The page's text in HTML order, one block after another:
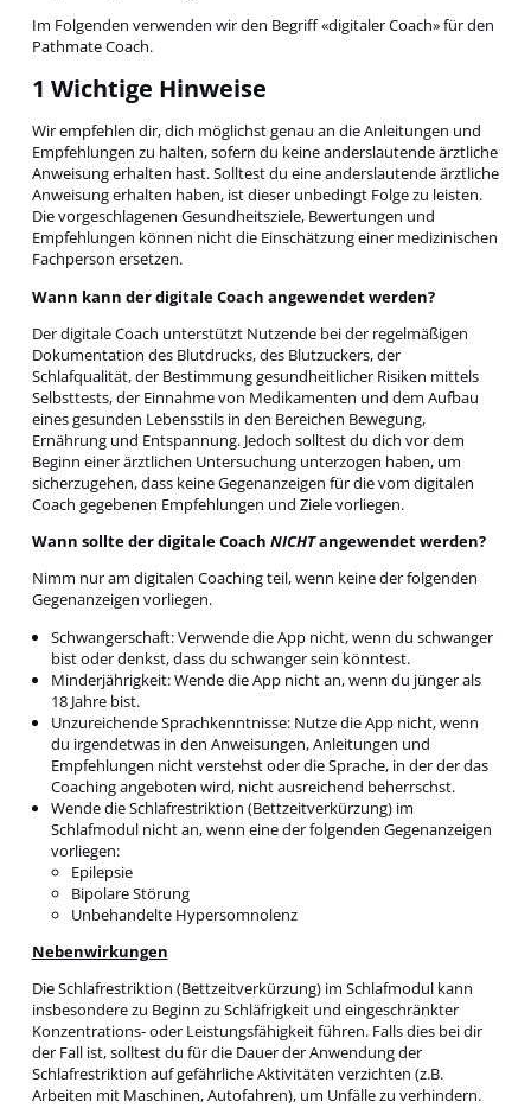
Im Folgenden verwenden wir den Begriff «digitaler Coach» für den
Pathmate Coach.
1 Wichtige Hinweise
Wir empfehlen dir, dich möglichst genau an die Anleitungen und
Empfehlungen zu halten, sofern du keine anderslautende ärztliche
Anweisung erhalten hast. Solltest du eine anderslautende ärztliche
Anweisung erhalten haben, ist dieser unbedingt Folge zu leisten.
Die vorgeschlagenen Gesundheitsziele, Bewertungen und
Empfehlungen können nicht die Einschätzung einer medizinischen
Fachperson ersetzen.
Wann kann der digitale Coach angewendet werden?
Der digitale Coach unterstützt Nutzende bei der regelmäßigen
Dokumentation des Blutdrucks, des Blutzuckers, der
Schlafqualität, der Bestimmung gesundheitlicher Risiken mittels
Selbsttests, der Einnahme von Medikamenten und dem Aufbau
eines gesunden Lebensstils in den Bereichen Bewegung,
Ernährung und Entspannung. Jedoch solltest du dich vor dem
Beginn einer ärztlichen Untersuchung unterzogen haben, um
sicherzugehen, dass keine Gegenanzeigen für die vom digitalen
Coach gegebenen Empfehlungen und Ziele vorliegen.
Wann sollte der digitale Coach NICHTangewendet werden?
Nimm nur am digitalen Coaching teil, wenn keine der folgenden
Gegenanzeigen vorliegen.
Schwangerschaft: Verwende die App nicht, wenn du schwanger
bist oder denkst, dass du schwanger sein könntest.
Minderjährigkeit: Wende die App nicht an, wenn du jünger als
18 Jahre bist.
Unzureichende Sprachkenntnisse: Nutze die App nicht, wenn
du irgendetwas in den Anweisungen, Anleitungen und
Empfehlungen nicht verstehst oder die Sprache, in der der das
Coaching angeboten wird, nicht ausreichend beherrschst.
Wende die Schlafrestriktion (Bettzeitverkürzung) im
Schlafmodul nicht an, wenn eine der folgenden Gegenanzeigen
vorliegen:
Epilepsie
Bipolare Störung
Unbehandelte Hypersomnolenz
Nebenwirkungen
Die Schlafrestriktion (Bettzeitverkürzung) im Schlafmodul kann
insbesondere zu Beginn zu Schläfrigkeit und eingeschränkter
Konzentrations- oder Leistungsfähigkeit führen. Falls dies bei dir
der Fall ist, solltest du für die Dauer der Anwendung der
Schlafrestriktion auf gefährliche Aktivitäten verzichten (z.B.
Arbeiten mit Maschinen, Autofahren), um Unfälle zu verhindern.